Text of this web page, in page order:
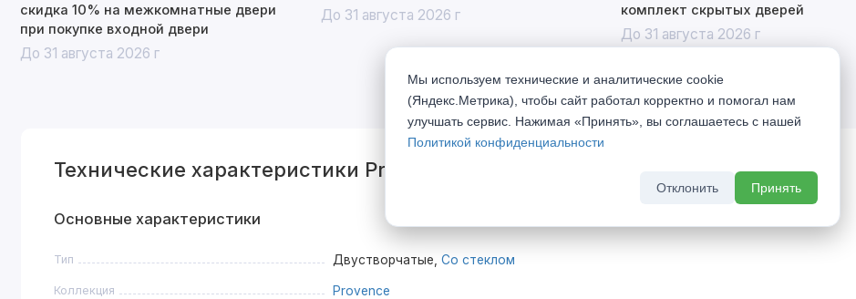
скидка 10% на межкомнатные двери
при покупке входной двери
До 31 августа 2026 г
До 31 августа 2026 г
комплект скрытых дверей
До 31 августа 2026 г
Технические характеристики Provence Эври 4 Ажур Ваниль со стеклом
Основные характеристики
Тип Двустворчатые, Со стеклом
Коллекция Provence
Мы используем технические и аналитические cookie
(Яндекс.Метрика), чтобы сайт работал корректно и помогал нам
улучшать сервис. Нажимая «Принять», вы соглашаетесь с нашей
Политикой конфиденциальности
Отклонить Принять